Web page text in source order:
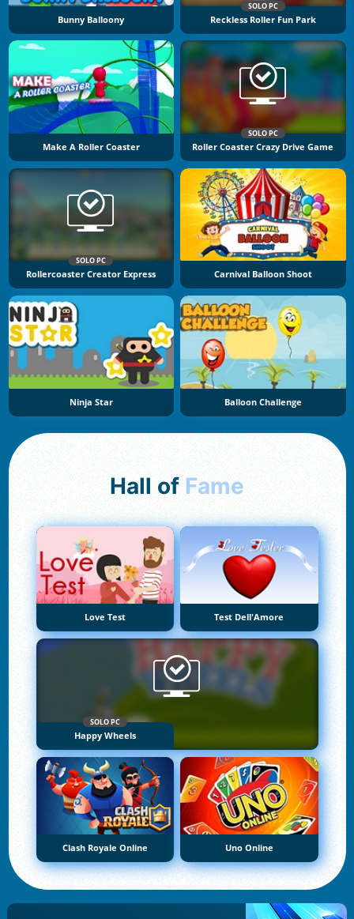
Bunny Balloony
SOLO PC
Reckless Roller Fun Park
Make A Roller Coaster
SOLO PC
Roller Coaster Crazy Drive Game
SOLO PC
Rollercoaster Creator Express Carnival Balloon Shoot
Ninja Star Balloon Challenge
Hall of Fame
Love Test Test Dell'Amore
SOLO PC
Happy Wheels
Clash Royale Online Uno Online